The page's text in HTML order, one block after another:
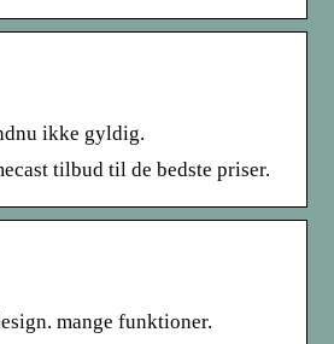
ikke gyldig.
tilbud til de bedste priser.
mange funktioner.